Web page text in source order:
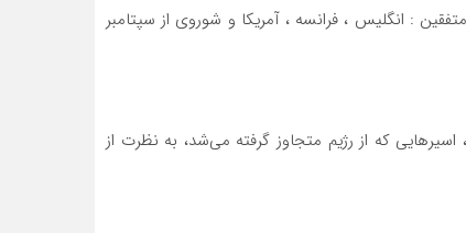
: انگلیس‌ ، فرانسه‌ ، آمریکا و شوروی از سپتامبر
که از رژیم متجاوز گرفته می‌شد، به نظرت از